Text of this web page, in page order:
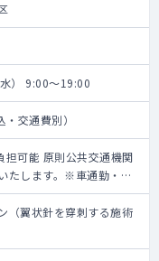
） 9:00～19:00
交通費別）
担可能 原則公共交通機関
たします。※車通勤・タ
（翼状針を穿刺する施術